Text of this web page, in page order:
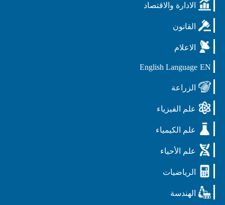
الادارة والاقتصاد
القانون
الاعلام
EN
English Language
الزراعة
علم الفيزياء
علم الكيمياء
علم الأحياء
الرياضيات
الهندسة